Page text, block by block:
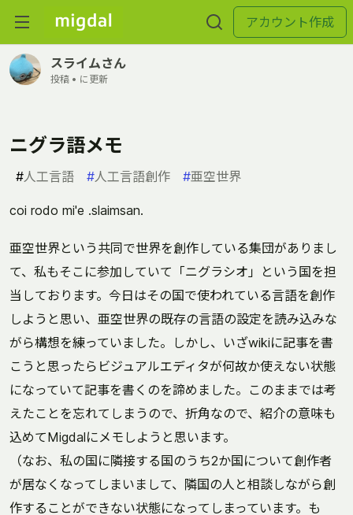
アカウント作成
スライムさん
投稿 • に更新
ニグラ語メモ
#人工言語 #人工言語創作 #亜空世界
coi rodo mi'e .slaimsan.
亜空世界という共同で世界を創作している集団がありまし
て、私もそこに参加していて「ニグラシオ」という国を担
当しております。今日はその国で使われている言語を創作
しようと思い、亜空世界の既存の言語の設定を読み込みな
がら構想を練っていました。しかし、いざwikiに記事を書
こうと思ったらビジュアルエディタが何故か使えない状態
になっていて記事を書くのを諦めました。このままでは考
えたことを忘れてしまうので、折角なので、紹介の意味も
込めてMigdalにメモしようと思います。
（なお、私の国に隣接する国のうち2か国について創作者
が居なくなってしまいまして、隣国の人と相談しながら創
作することができない状態になってしまっています。も